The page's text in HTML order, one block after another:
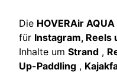
Die HOVERAir AQUA
für Instagram, Reels
Inhalte um Strand ,
Up-Paddling ,